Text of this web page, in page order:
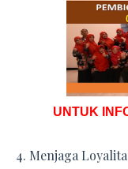
UNTUK
4. Menjaga